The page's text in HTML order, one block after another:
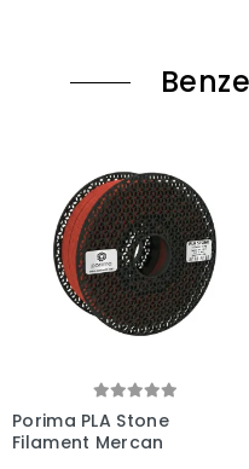
Porima PLA Stone
Filament Mercan